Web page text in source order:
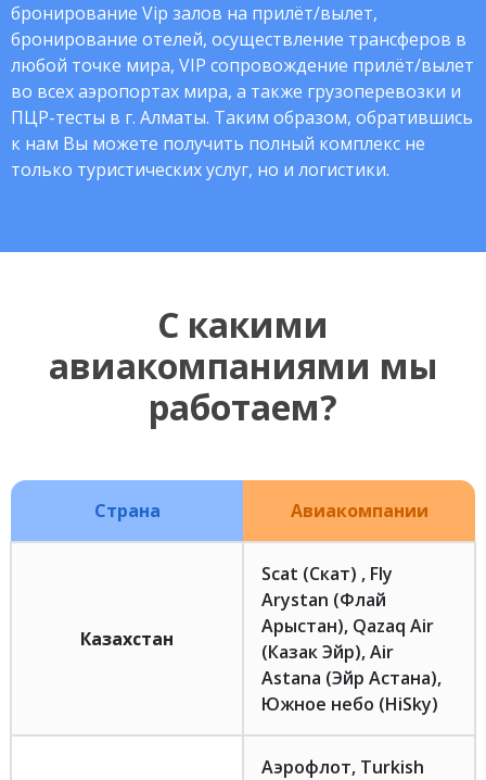
бронирование Vip залов на прилёт/вылет,
бронирование отелей, осуществление трансферов в
любой точке мира, VIP сопровождение прилёт/вылет
во всех аэропортах мира, а также грузоперевозки и
ПЦР-тесты в г. Алматы. Таким образом, обратившись
к нам Вы можете получить полный комплекс не
только туристических услуг, но и логистики.
С какими
авиакомпаниями мы
работаем?
Страна Авиакомпании
Казахстан
Scat (Скат) , Fly
Arystan (Флай
Арыстан), Qazaq Air
(Казак Эйр), Air
Astana (Эйр Астана),
Южное небо (HiSky)
Аэрофлот, Turkish